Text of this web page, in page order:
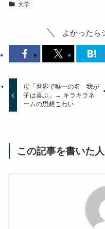
大学
よかったら
母「世界で唯一の名 我が
子は喜ぶ」→ キラキラネ
ームの思想こわい
この記事を書いた人